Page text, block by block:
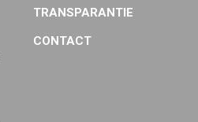
TRANSPARANTIE
CONTACT